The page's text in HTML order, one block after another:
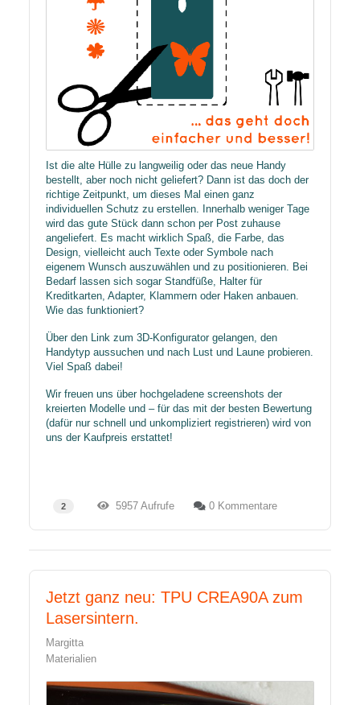
Ist die alte Hülle zu langweilig oder das neue Handy
bestellt, aber noch nicht geliefert? Dann ist das doch der
richtige Zeitpunkt, um dieses Mal einen ganz
individuellen Schutz zu erstellen. Innerhalb weniger Tage
wird das gute Stück dann schon per Post zuhause
angeliefert. Es macht wirklich Spaß, die Farbe, das
Design, vielleicht auch Texte oder Symbole nach
eigenem Wunsch auszuwählen und zu positionieren. Bei
Bedarf lassen sich sogar Standfüße, Halter für
Kreditkarten, Adapter, Klammern oder Haken anbauen.
Wie das funktioniert?
Über den Link zum3D-Konfiguratorgelangen, den
Handytyp aussuchen und nach Lust und Laune probieren.
Viel Spaß dabei!
Wir freuen uns über hochgeladene screenshots der
kreierten Modelle und – für das mit der besten Bewertung
(dafür nur schnell und unkompliziert registrieren) wird von
uns der Kaufpreis erstattet!
2 5957 Aufrufe 0 Kommentare
Jetzt ganz neu: TPU CREA90A zum
Lasersintern.
Margitta
Materialien